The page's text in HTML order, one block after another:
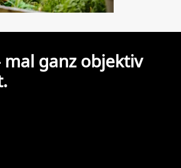
mal ganz objektiv